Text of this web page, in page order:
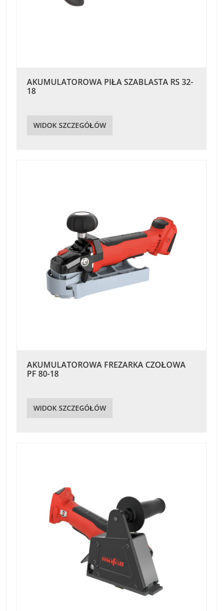
AKUMULATOROWA PIŁA SZABLASTA RS 32-
18
WIDOK SZCZEGÓŁÓW
AKUMULATOROWA FREZARKA CZOŁOWA
PF 80-18
WIDOK SZCZEGÓŁÓW